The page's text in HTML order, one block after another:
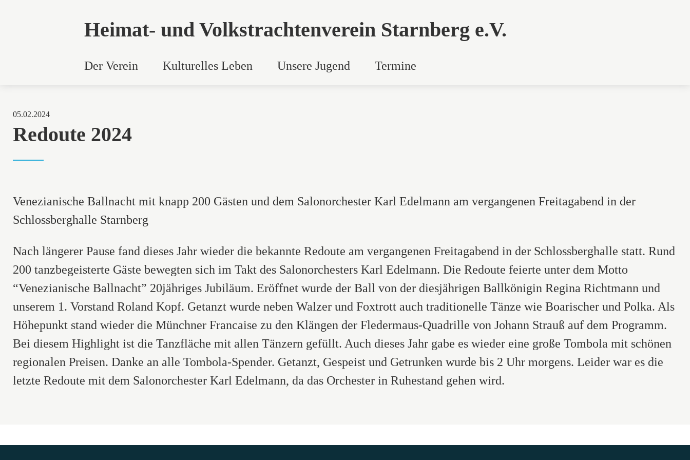
Heimat- und Volkstrachtenverein Starnberg e.V.
Der Verein Kulturelles Leben Unsere Jugend Termine
05.02.2024
Redoute 2024
Venezianische Ballnacht mit knapp 200 Gästen und dem Salonorchester Karl Edelmann am vergangenen Freitagabend in der
Schlossberghalle Starnberg
Nach längerer Pause fand dieses Jahr wieder die bekannte Redoute am vergangenen Freitagabend in der Schlossberghalle statt. Rund
200 tanzbegeisterte Gäste bewegten sich im Takt des Salonorchesters Karl Edelmann. Die Redoute feierte unter dem Motto
“Venezianische Ballnacht” 20jähriges Jubiläum. Eröffnet wurde der Ball von der diesjährigen Ballkönigin Regina Richtmann und
unserem 1. Vorstand Roland Kopf. Getanzt wurde neben Walzer und Foxtrott auch traditionelle Tänze wie Boarischer und Polka. Als
Höhepunkt stand wieder die Münchner Francaise zu den Klängen der Fledermaus-Quadrille von Johann Strauß auf dem Programm.
Bei diesem Highlight ist die Tanzfläche mit allen Tänzern gefüllt. Auch dieses Jahr gabe es wieder eine große Tombola mit schönen
regionalen Preisen. Danke an alle Tombola-Spender. Getanzt, Gespeist und Getrunken wurde bis 2 Uhr morgens. Leider war es die
letzte Redoute mit dem Salonorchester Karl Edelmann, da das Orchester in Ruhestand gehen wird.